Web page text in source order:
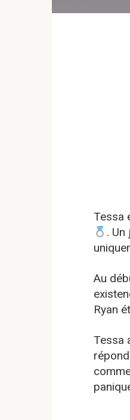
Tessa
. Un
Au
Ryan
Tessa